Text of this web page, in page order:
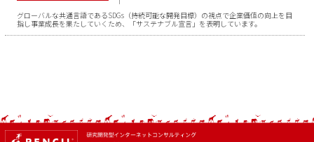
グローバルな共通言語であるSDGs（持続可能な開発目標）の視点で企業価値の向上を目
指し事業成長を果たしていくため、「サステナブル宣言」を表明しています。